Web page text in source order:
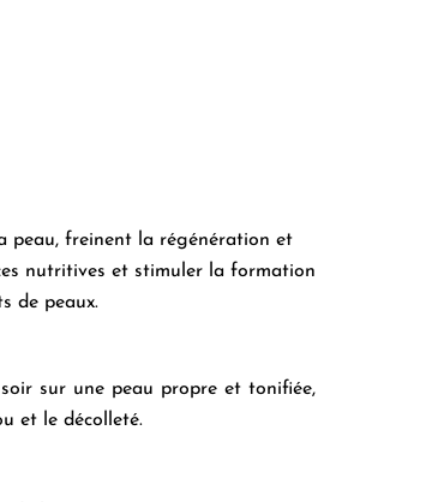
peau, freinent la régénération et
nutritives et stimuler la formation
de peaux.
sur une peau propre et tonifiée,
et le décolleté.